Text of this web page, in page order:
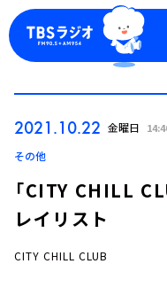
2021.10.22 金曜日
その他
「CITY CHILL
レイリスト
CITY CHILL CLUB